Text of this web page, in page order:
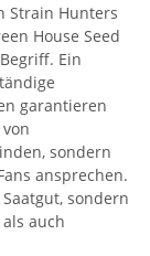
Strain Hunters
House Seed
Ein
garantieren
sondern
ansprechen.
sondern
auch